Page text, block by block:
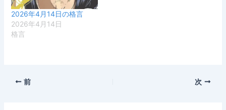
2026年4月14日の格言
2026年4月14日
格言
前 次